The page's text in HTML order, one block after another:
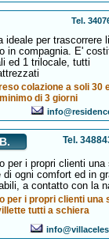
Tel.
ideale per trascorrere
in compagnia. E'
ed 1 trilocale, tutti
colazione a soli 30
di 3 giorni
Tel.
per i propri clienti una
ogni comfort ed in
a contatto con la
per i propri clienti una
tutti a schiera